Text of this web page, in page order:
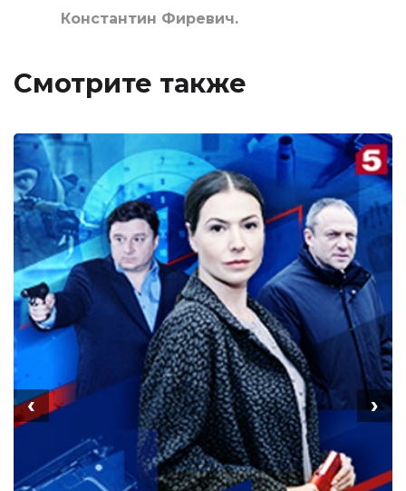
Константин Фиревич.
Смотрите также
‹ ›